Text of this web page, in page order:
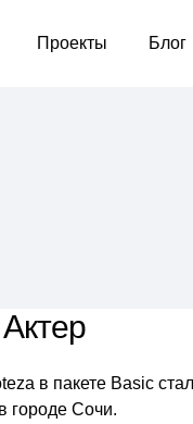
Блог
Проекты
в пакете Basic
городе Сочи.